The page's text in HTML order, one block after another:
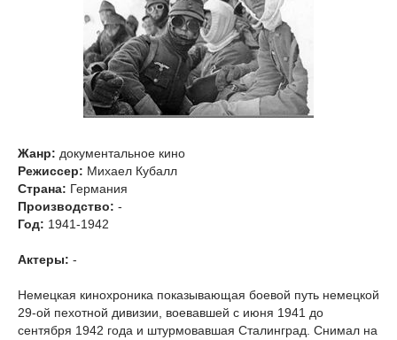
Жанр: документальное кино
Режиссер: Михаел Кубалл
Страна: Германия
Производство: -
Год: 1941-1942
Актеры: -
Немецкая кинохроника показывающая боевой путь немецкой
29-ой пехотной дивизии, воевавшей с июня 1941 до
сентября 1942 года и штурмовавшая Сталинград. Снимал на